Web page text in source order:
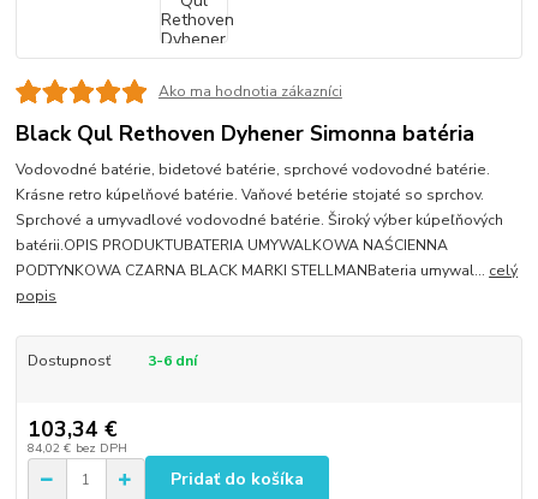
Ako ma hodnotia zákazníci
Black Qul Rethoven Dyhener Simonna batéria
Vodovodné batérie, bidetové batérie, sprchové vodovodné batérie.
Krásne retro kúpelňové batérie. Vaňové betérie stojaté so sprchov.
Sprchové a umyvadlové vodovodné batérie. Široký výber kúpeľňových
batérii.OPIS PRODUKTUBATERIA UMYWALKOWA NAŚCIENNA
PODTYNKOWA CZARNA BLACK MARKI STELLMANBateria umywal... celý
popis
Dostupnosť 3-6 dní
103,34 €
84,02 € bez DPH
Pridať do košíka